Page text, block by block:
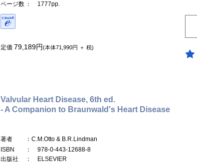
ページ数 ： 1777pp.
定価 79,189円(本体71,990円 ＋ 税)
Valvular Heart Disease, 6th ed.
- A Companion to Braunwald's Heart Disease
著者
：C.M.Otto & B.R.Lindman
ISBN
： 978-0-443-12688-8
出版社
： ELSEVIER